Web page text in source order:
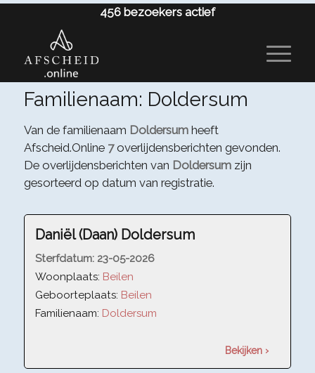
456 bezoekers actief
Familienaam: Doldersum
Van de familienaam Doldersumheeft
Afscheid.Online 7overlijdensberichten gevonden.
De overlijdensberichten van Doldersumzijn
gesorteerd op datum van registratie.
Daniël (Daan) Doldersum
Sterfdatum: 23-05-2026
Woonplaats: Beilen
Geboorteplaats: Beilen
Familienaam: Doldersum
Bekijken ›